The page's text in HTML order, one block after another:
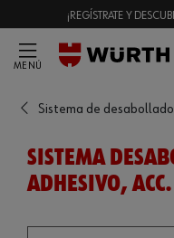
¡REGÍSTRATE Y
MENÚ
Sistema de desabollado
SISTEMA
ADHESIVO, ACC.